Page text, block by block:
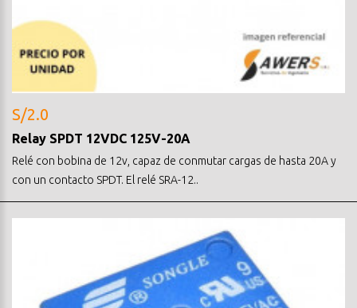
S/2.0
Relay SPDT 12VDC 125V-20A
Relé con bobina de 12v, capaz de conmutar cargas de hasta 20A y
con un contacto SPDT. El relé SRA-12..